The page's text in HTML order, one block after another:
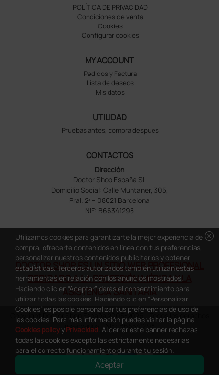
POLÍTICA DE PRIVACIDAD
Condiciones de venta
Cookies
Configurar cookies
MY ACCOUNT
Pedidos y Factura
Lista de deseos
Mis datos
UTILIDAD
Pruebas antes, compra despues
CONTACTOS
Dirección
Doctor Shop España SL
Domicilio Social: Calle Muntaner, 305,
Pral. 2ª – 08021 Barcelona
NIF: B66341298
DOCTOR SHOP ES UN SITIO WEB PROFESIONAL
DEDICADO A LA PROFESIÓN MÉDICA Y LA
ASISTENCIA SANITARIA
Copyright Doctor Shop España 2005-2026 - Todos los derechos
reservados - NIF.: B66341298
cancel
Utilizamos cookies para garantizarte la mejor experiencia de
compra, ofrecerte contenidos en línea con tus preferencias,
personalizar nuestros contenidos publicitarios y obtener
estadísticas. Terceros autorizados también utilizan estas
herramientas en relación con los anuncios mostrados.
Haciendo clic en “Aceptar” darás el consentimiento para
utilizar todas las cookies. Haciendo clic en “Personalizar
Cookies” es posible personalizar tus preferencias de uso de
las cookies. Para más información puedes visitar la página
Cookies policyy Privacidad. Al cerrar este banner rechazas
todas las cookies excepto las estrictamente necesarias
para el correcto funcionamiento durante tu sesión.
Aceptar